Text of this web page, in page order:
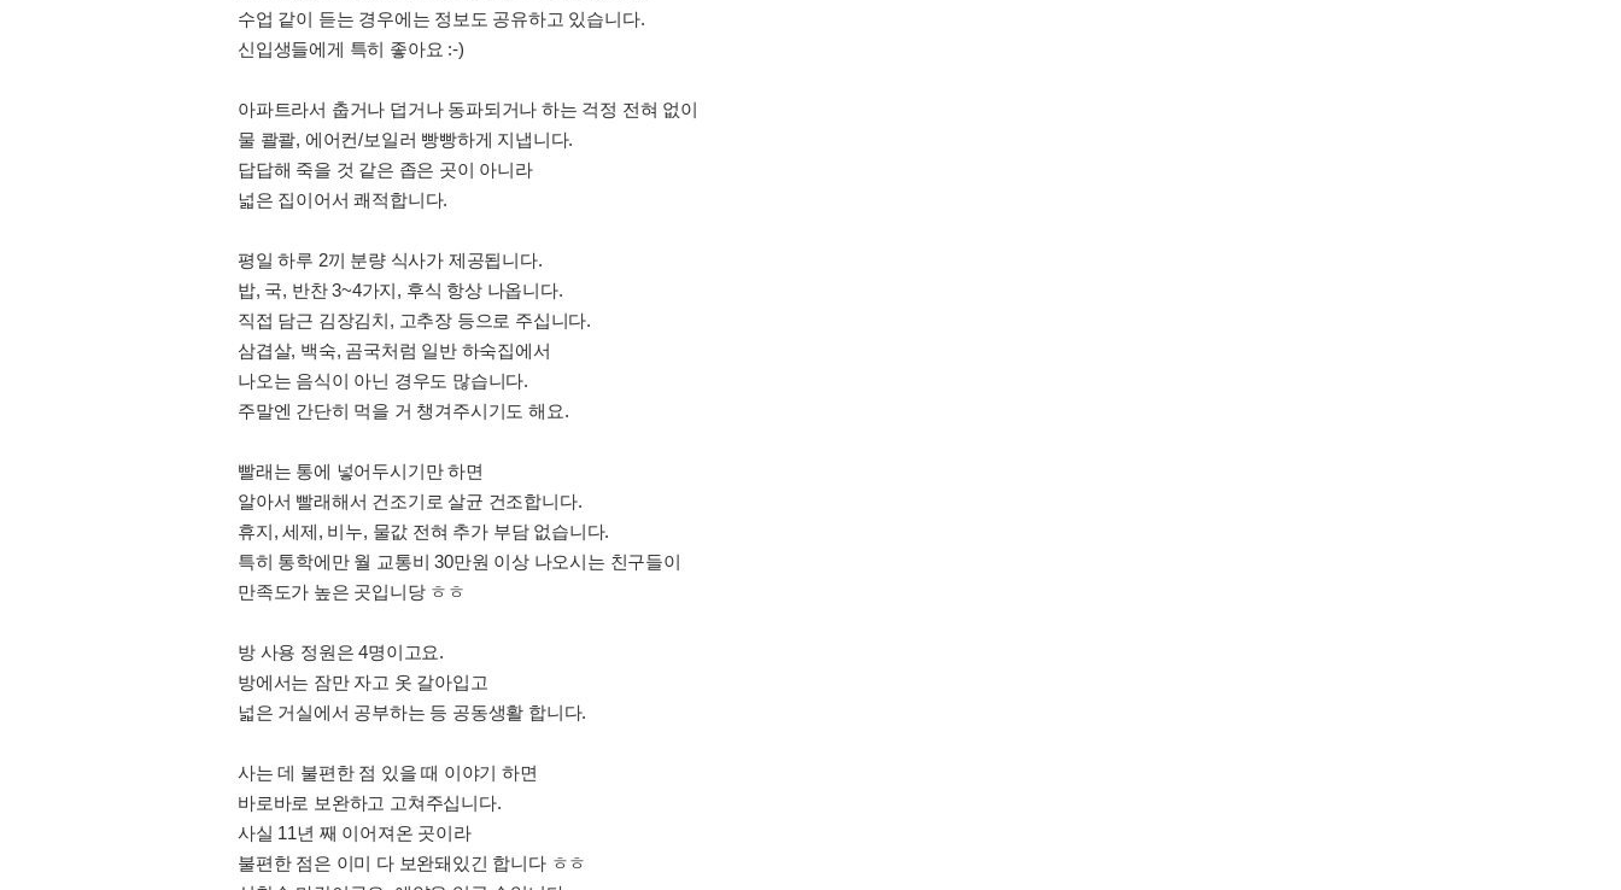
수업 같이 듣는 경우에는 정보도 공유하고 있습니다.
신입생들에게 특히 좋아요 :-)
아파트라서 춥거나 덥거나 동파되거나 하는 걱정 전혀 없이
물 콸콸, 에어컨/보일러 빵빵하게 지냅니다.
답답해 죽을 것 같은 좁은 곳이 아니라
넓은 집이어서 쾌적합니다.
평일 하루 2끼 분량 식사가 제공됩니다.
밥, 국, 반찬 3~4가지, 후식 항상 나옵니다.
직접 담근 김장김치, 고추장 등으로 주십니다.
삼겹살, 백숙, 곰국처럼 일반 하숙집에서
나오는 음식이 아닌 경우도 많습니다.
주말엔 간단히 먹을 거 챙겨주시기도 해요.
빨래는 통에 넣어두시기만 하면
알아서 빨래해서 건조기로 살균 건조합니다.
휴지, 세제, 비누, 물값 전혀 추가 부담 없습니다.
특히 통학에만 월 교통비 30만원 이상 나오시는 친구들이
만족도가 높은 곳입니당 ㅎㅎ
방 사용 정원은 4명이고요.
방에서는 잠만 자고 옷 갈아입고
넓은 거실에서 공부하는 등 공동생활 합니다.
사는 데 불편한 점 있을 때 이야기 하면
바로바로 보완하고 고쳐주십니다.
사실 11년 째 이어져온 곳이라
불편한 점은 이미 다 보완돼있긴 합니다 ㅎㅎ